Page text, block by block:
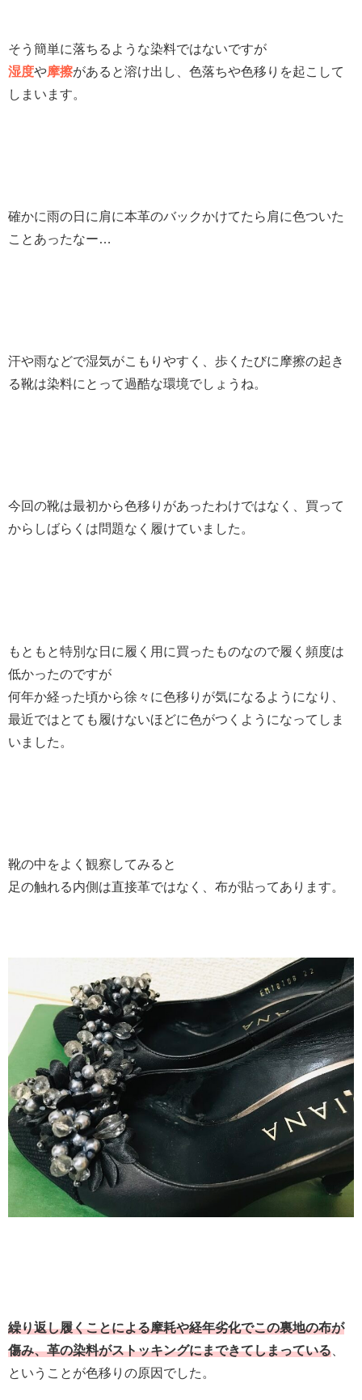
そう簡単に落ちるような染料ではないですが
湿度や摩擦があると溶け出し、色落ちや色移りを起こして
しまいます。
確かに雨の日に肩に本革のバックかけてたら肩に色ついた
ことあったなー…
汗や雨などで湿気がこもりやすく、歩くたびに摩擦の起き
る靴は染料にとって過酷な環境でしょうね。
今回の靴は最初から色移りがあったわけではなく、買って
からしばらくは問題なく履けていました。
もともと特別な日に履く用に買ったものなので履く頻度は
低かったのですが
何年か経った頃から徐々に色移りが気になるようになり、
最近ではとても履けないほどに色がつくようになってしま
いました。
靴の中をよく観察してみると
足の触れる内側は直接革ではなく、布が貼ってあります。
繰り返し履くことによる摩耗や経年劣化でこの裏地の布が
傷み、革の染料がストッキングにまできてしまっている
ということが色移りの原因でした。